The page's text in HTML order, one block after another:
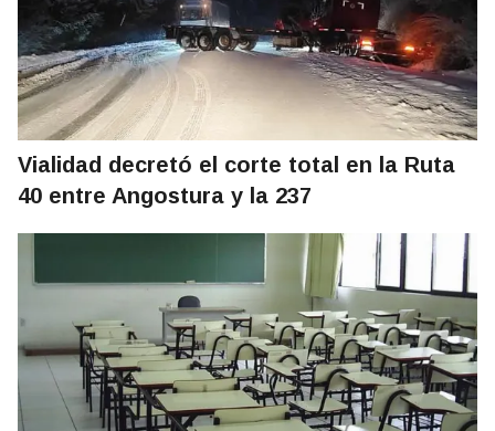
Vialidad decretó el corte total en la Ruta
40 entre Angostura y la 237